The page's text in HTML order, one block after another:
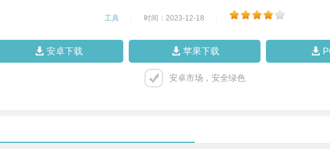
工具 时间：2023-12-18
安卓下载 苹果下载
安卓市场，安全绿色